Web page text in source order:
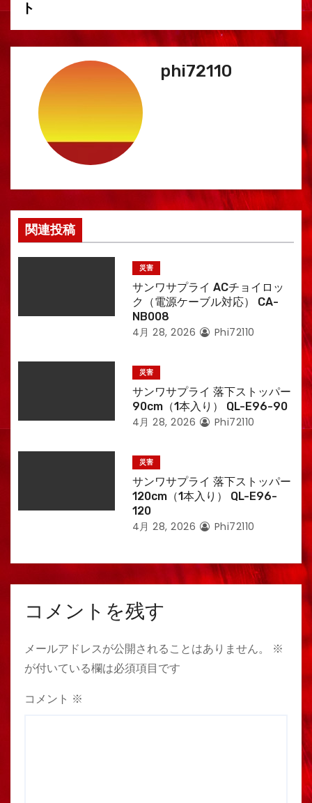
シ
ン
ト
phi72110
関連投稿
災害
サンワサプライ ACチョイロッ
ク（電源ケーブル対応） CA-
NB008
4月 28, 2026 Phi72110
災害
サンワサプライ 落下ストッパー
90cm（1本入り） QL-E96-90
4月 28, 2026 Phi72110
災害
サンワサプライ 落下ストッパー
120cm（1本入り） QL-E96-
120
4月 28, 2026 Phi72110
コメントを残す
メールアドレスが公開されることはありません。
※
が付いている欄は必須項目です
コメント ※